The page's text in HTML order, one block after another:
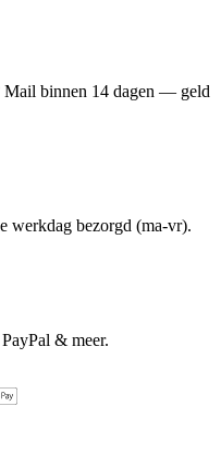
Mail binnen 14 dagen — geld
werkdag bezorgd (ma-vr).
& meer.